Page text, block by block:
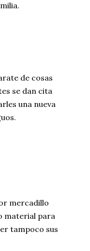
de cosas
se dan cita
una nueva
mercadillo
material para
tampoco sus